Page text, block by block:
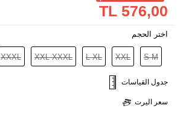
576,00 TL
اختر الحجم
S-M
XXL
L-XL
XXL-XXXL
XXXL
جدول القياسات
سعر اليرت